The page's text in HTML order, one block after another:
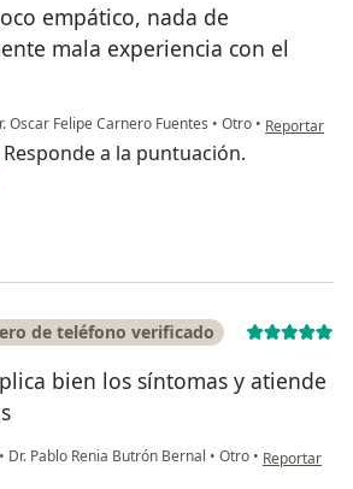
empático, nada de
mala experiencia con el
Oscar Felipe Carnero Fuentes • Otro • en opinión
Reportar
a la puntuación.
de teléfono verificado
bien los síntomas y atiende
• Dr. Pablo Renia Butrón Bernal • Otro • en opinión
Reportar